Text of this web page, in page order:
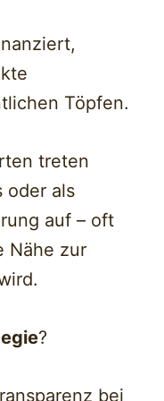
Töpfen.
treten
oder als
auf – oft
Nähe zur
?
bei